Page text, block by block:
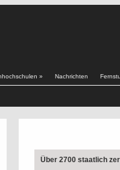
» Nachrichten
Über 2700 staatlich